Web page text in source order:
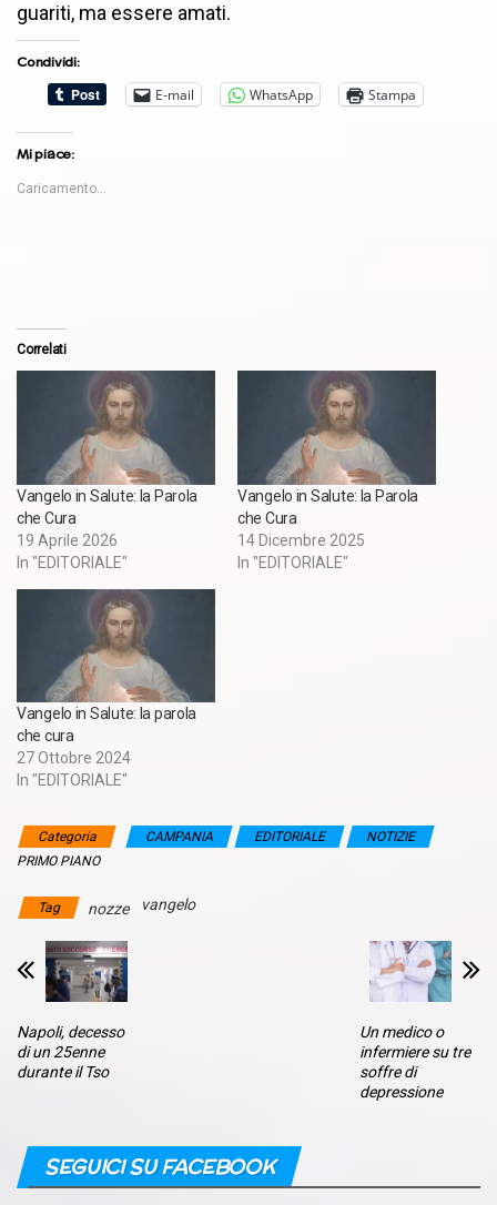
guariti, ma essere amati.
Condividi:
E-mail
WhatsApp Stampa
Mi piace:
Caricamento...
Correlati
Vangelo in Salute: la Parola
che Cura
19 Aprile 2026
In "EDITORIALE"
Vangelo in Salute: la Parola
che Cura
14 Dicembre 2025
In "EDITORIALE"
Vangelo in Salute: la parola
che cura
27 Ottobre 2024
In "EDITORIALE"
Categoria CAMPANIA EDITORIALE
NOTIZIE
PRIMO PIANO
Tag nozze vangelo
Napoli, decesso
di un 25enne
durante il Tso
Un medico o
infermiere su tre
soffre di
depressione
SEGUICI SU FACEBOOK